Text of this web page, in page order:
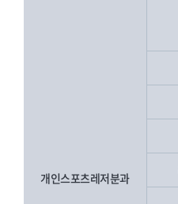
개인스포츠레저분과